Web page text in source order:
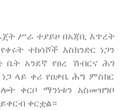
ሥራ ተያይዞ በአጃቢ እጥረት
ተከሳሾች እስክንድር ነጋን
አንደኛ የፀረ ሽብርና ሕገ
ላይ ቀሪ የዐቃቤ ሕግ ምስክር
ቀርቦ ማንነቱን አስመዝግቦ
ቀርቷል።